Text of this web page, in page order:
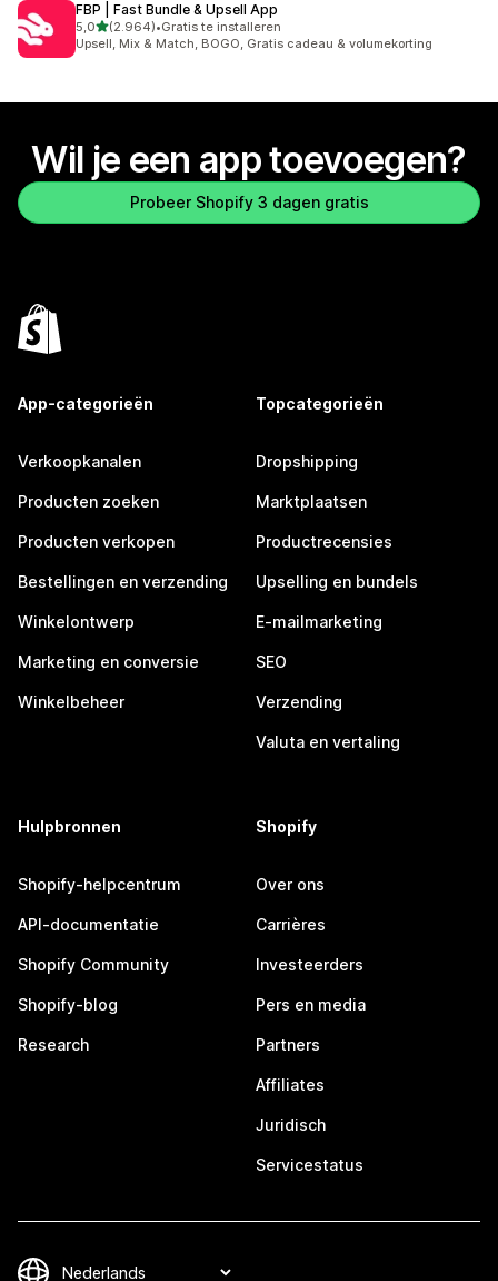
FBP | Fast Bundle & Upsell App
5,0van 5 sterren
(2.964)
2964 recensies in totaal
•Gratis te installeren
Upsell, Mix & Match, BOGO, Gratis cadeau & volumekorting
Wil je een app toevoegen?
Probeer Shopify 3 dagen gratis
App-categorieën
Verkoopkanalen
Producten zoeken
Producten verkopen
Bestellingen en verzending
Winkelontwerp
Marketing en conversie
Winkelbeheer
Topcategorieën
Dropshipping
Marktplaatsen
Productrecensies
Upselling en bundels
E-mailmarketing
SEO
Verzending
Valuta en vertaling
Hulpbronnen
Shopify-helpcentrum
API-documentatie
Shopify Community
Shopify-blog
Research
Shopify
Over ons
Carrières
Investeerders
Pers en media
Partners
Affiliates
Juridisch
Servicestatus